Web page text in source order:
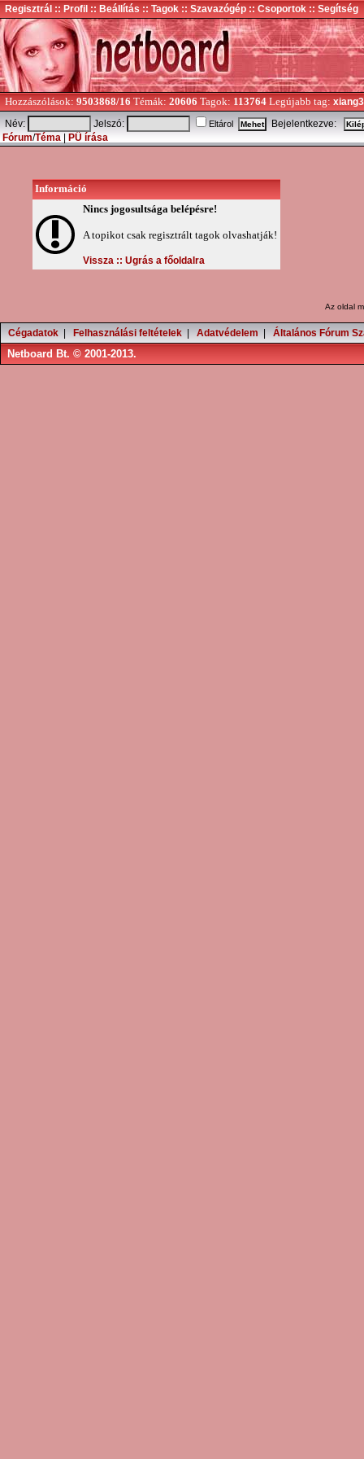
Regisztrál :: Profil :: Beállítás :: Tagok :: Szavazógép :: Csoportok :: Segítség
Hozzászólások: 9503868/16 Témák: 20606 Tagok: 113764 Legújabb tag:
Név:
Jelszó: Eltárol
Bejelentkezve:
Fórum/Téma PÜ írása
Információ
Nincs jogosultsága belépésre!
A topikot csak regisztrált tagok olvashatják!
Vissza :: Ugrás a főoldalra
Az oldal
Cégadatok Felhasználási feltételek Adatvédelem Általános Fórum
Netboard Bt. © 2001-2013.